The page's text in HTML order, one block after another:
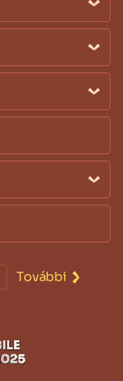
További